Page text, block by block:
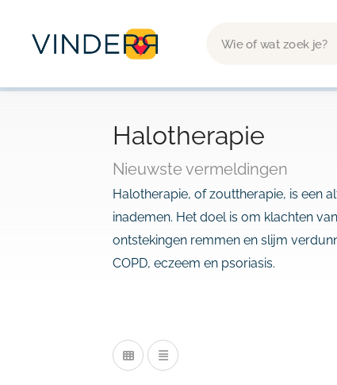
Halotherapie
Nieuwste vermeldingen
Halotherapie, of zouttherapie, is een
inademen. Het doel is om klachten
ontstekingen remmen en slijm
COPD, eczeem en psoriasis.